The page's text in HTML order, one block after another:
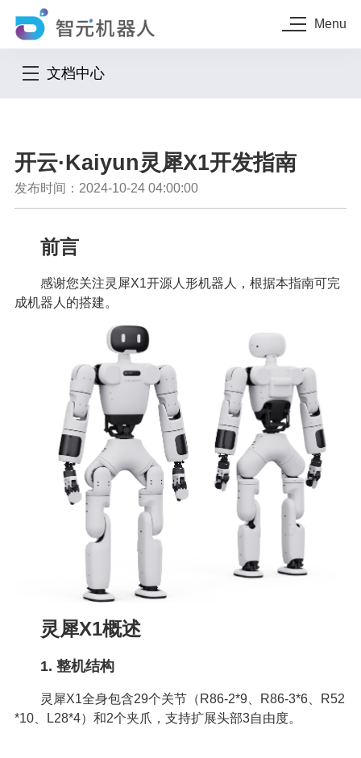
Menu
文档中心
开云·Kaiyun灵犀X1开发指南
发布时间：2024-10-24 04:00:00
前言
感谢您关注灵犀X1开源人形机器人，根据本指南可完
成机器人的搭建。
灵犀X1概述
1. 整机结构
灵犀X1全身包含29个关节（R86-2*9、R86-3*6、R52
*10、L28*4）和2个夹爪，支持扩展头部3自由度。